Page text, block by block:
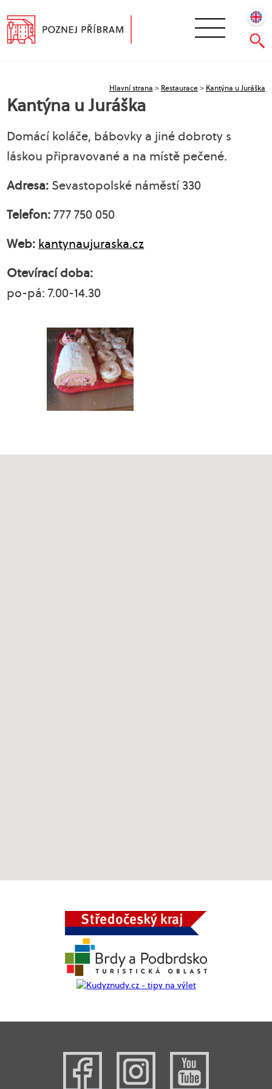
Hlavní strana > Restaurace> Kantýna u Juráška
Kantýna u Juráška
Domácí koláče, bábovky a jiné dobroty s
láskou připravované a na místě pečené.
Adresa: Sevastopolské náměstí 330
Telefon:777 750 050
Web: kantynaujuraska.cz
Otevírací doba:
po-pá: 7.00-14.30